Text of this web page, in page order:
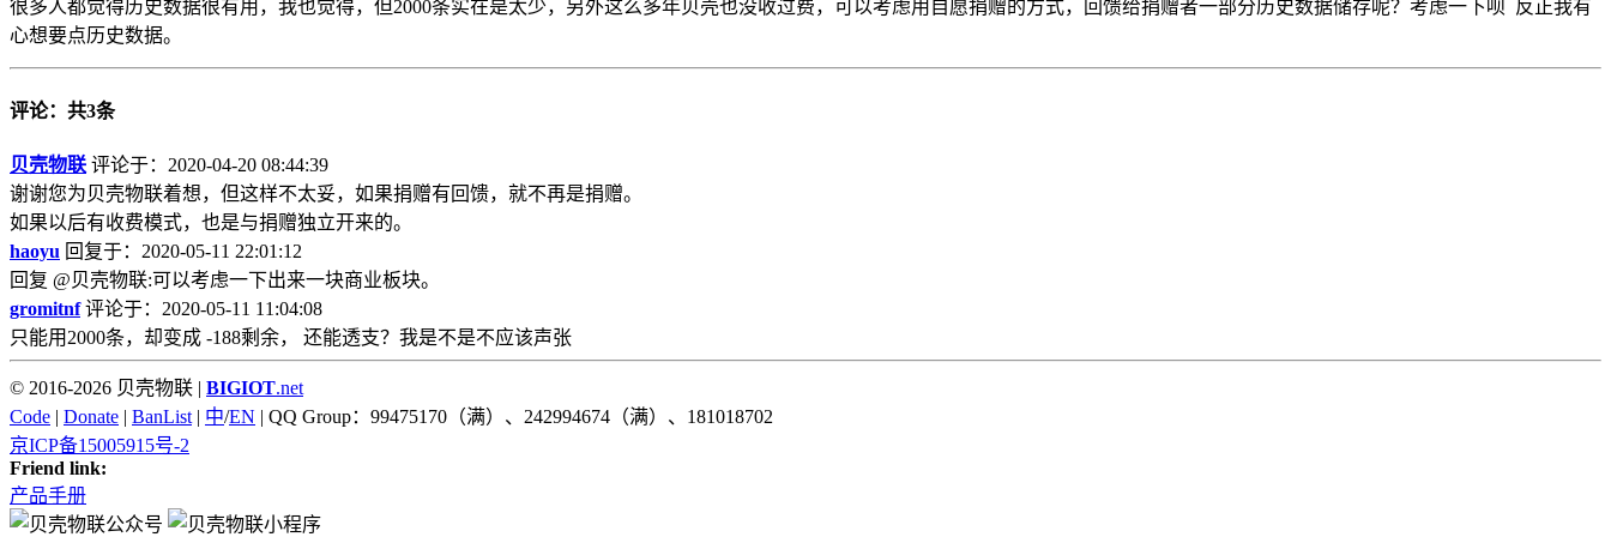
很多人都觉得历史数据很有用，我也觉得，但2000条实在是太少，另外这么多年贝壳也没收过费，可以考虑用自愿捐赠的方式，回馈给捐赠者一部分历史数据储存呢？考虑一下呗 反正我有
心想要点历史数据。
评论：共3条
贝壳物联 评论于：2020-04-20 08:44:39
谢谢您为贝壳物联着想，但这样不太妥，如果捐赠有回馈，就不再是捐赠。
如果以后有收费模式，也是与捐赠独立开来的。
haoyu 回复于：2020-05-11 22:01:12
回复 @贝壳物联:可以考虑一下出来一块商业板块。
gromitnf评论于：2020-05-11 11:04:08
只能用2000条，却变成 -188剩余， 还能透支？我是不是不应该声张
© 2016-2026 贝壳物联 | BIGIOT.net
Code | Donate | BanList| 中/EN | QQ Group：99475170（满）、242994674（满）、181018702
京ICP备15005915号-2
Friend link:
产品手册